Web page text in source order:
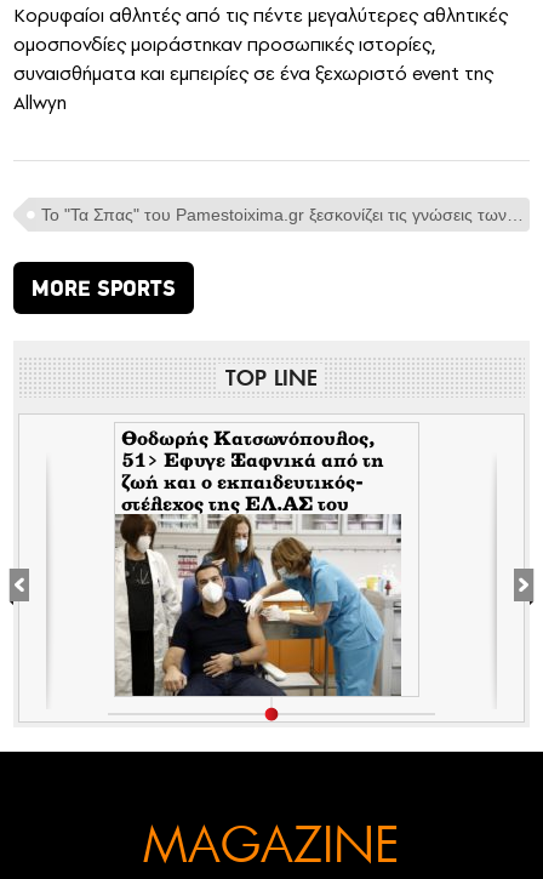
Κορυφαίοι αθλητές από τις πέντε μεγαλύτερες αθλητικές
ομοσπονδίες μοιράστηκαν προσωπικές ιστορίες,
συναισθήματα και εμπειρίες σε ένα ξεχωριστό event της
Allwyn
MORE SPORTS
TOP LINE
Θοδωρής Κατσωνόπουλος,
51> Εφυγε Ξαφνικά από τη
ζωή και ο εκπαιδευτικός-
στέλεχος της EΛ.ΑΣ του
Τσίπρα, λίγο αφότου έφυγε
ξαφνικά και ο Ανδρέας
Μπρακούλιας, 55 του
Mέρα25
MAGAZINE